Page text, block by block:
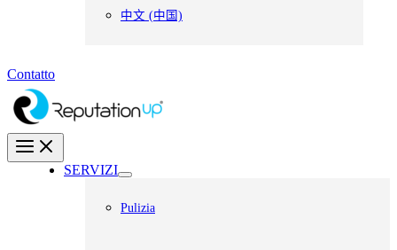
中文 (中国)
Contatto
SERVIZI
Pulizia